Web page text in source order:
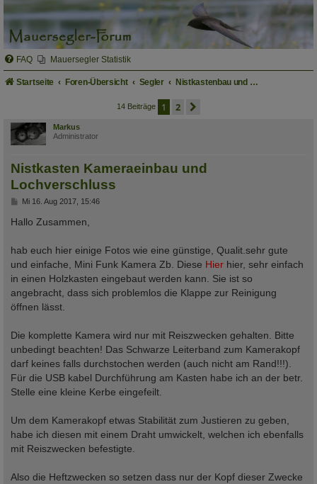
FAQ Mauersegler Statistik
Startseite Foren-Übersicht Segler Nistkastenbau und Verwendung fertiger Nistkästen
14 Beiträge 1 2
Markus
Administrator
Nistkasten Kameraeinbau und
Lochverschluss
B
i
t
a
g
Mi 16. Aug 2017, 15:46
Hallo Zusammen,
hab euch hier einige Fotos wie eine günstige, Qualit.sehr gute
und einfache, Mini Funk Kamera Zb. Diese Hier hier, sehr einfach
in einen Holzkasten eingebaut werden kann. Sie ist so
angebracht, dass sich problemlos die Klappe zur Reinigung
öffnen lässt.
Die komplette Kamera wird nur mit Reiszwecken gehalten. Bitte
unbedingt beachten! Das Schwarze Leiterband zum Kamerakopf
darf keines falls durchstochen werden (auch nicht am Rand!!!).
Für die USB kabel Durchführung am Kasten habe ich an der betr.
Stelle eine kleine Kerbe eingefeilt.
Um dem Kamerakopf etwas Stabilität zum Justieren zu geben,
habe ich diesen mit einem Draht umwickelt, welchen ich ebenfalls
mit Reiszwecken befestigte.
Also die Heftzwecken so setzen dass nur der Kopf dieser Zwecke